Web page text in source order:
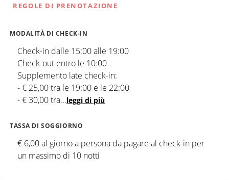
REGOLE DI PRENOTAZIONE
MODALITÀ DI CHECK-IN
Check-in dalle 15:00 alle 19:00
Check-out entro le 10:00
Supplemento late check-in:
- € 25,00 tra le 19:00 e le 22:00
- € 30,00 tra...leggi di più
TASSA DI SOGGIORNO
€ 6,00 al giorno a persona da pagare al check-in per
un massimo di 10 notti